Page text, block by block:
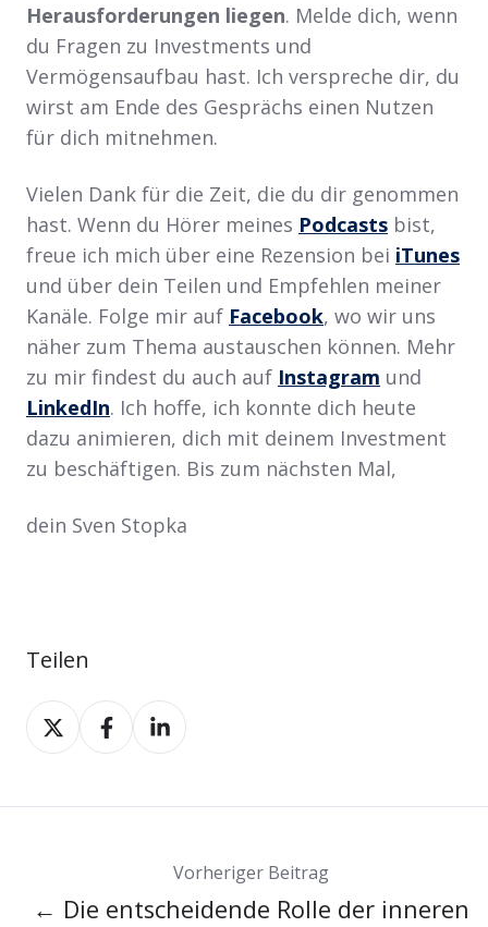
Herausforderungen liegen. Melde dich, wenn
du Fragen zu Investments und
Vermögensaufbau hast. Ich verspreche dir, du
wirst am Ende des Gesprächs einen Nutzen
für dich mitnehmen.
Vielen Dank für die Zeit, die du dir genommen
hast. Wenn du Hörer meines Podcasts bist,
freue ich mich über eine Rezension bei iTunes
und über dein Teilen und Empfehlen meiner
Kanäle. Folge mir auf Facebook, wo wir uns
näher zum Thema austauschen können. Mehr
zu mir findest du auch auf Instagram und
LinkedIn. Ich hoffe, ich konnte dich heute
dazu animieren, dich mit deinem Investment
zu beschäftigen. Bis zum nächsten Mal,
dein Sven Stopka
Teilen
Teilen
auf
Teilen
auf
Teilen
auf
Vorheriger Beitrag
← Die entscheidende Rolle der inneren